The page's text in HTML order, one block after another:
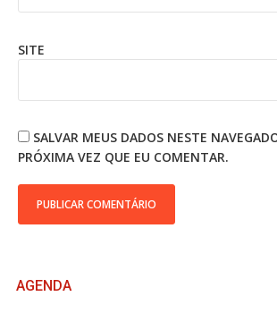
SITE
SALVAR MEUS DADOS NESTE
PRÓXIMA VEZ QUE EU COMENTAR.
AGENDA